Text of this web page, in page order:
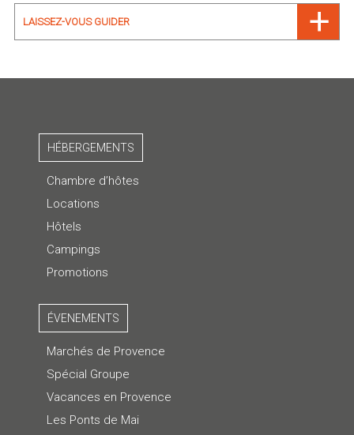
LAISSEZ-VOUS GUIDER
HÉBERGEMENTS
Chambre d’hôtes
Locations
Hôtels
Campings
Promotions
ÉVENEMENTS
Marchés de Provence
Spécial Groupe
Vacances en Provence
Les Ponts de Mai